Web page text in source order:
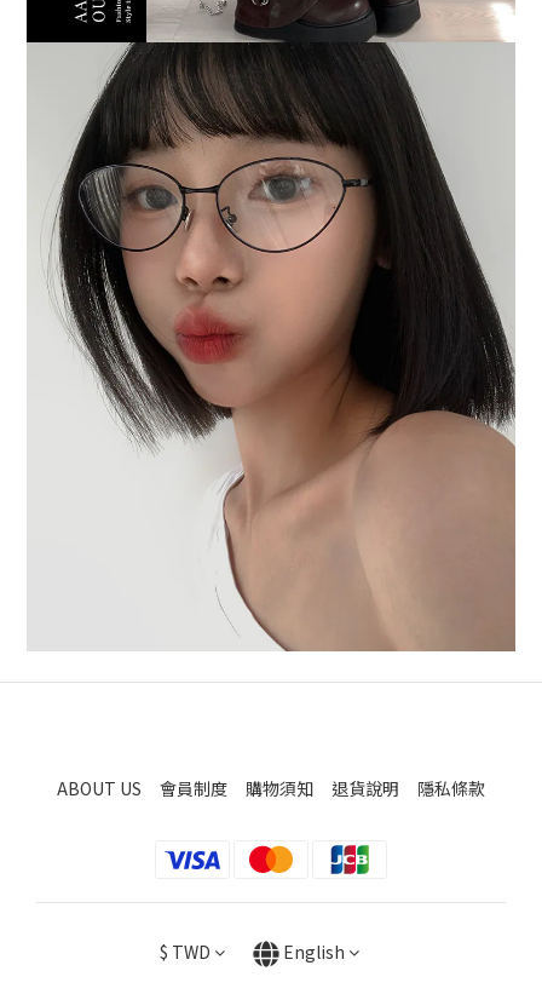
ABOUT US 會員制度 購物須知 退貨說明 隱私條款
$ TWD English